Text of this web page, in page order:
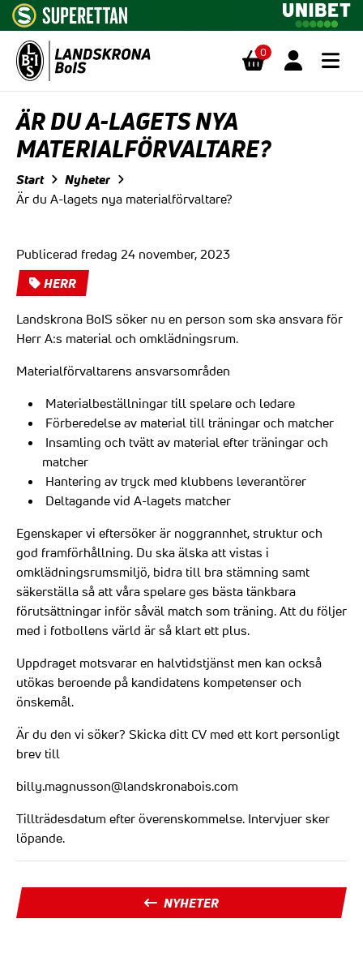
0
ÄR DU A-LAGETS NYA
MATERIALFÖRVALTARE?
Start Nyheter
Är du A-lagets nya materialförvaltare?
Publicerad fredag 24 november, 2023
HERR
Landskrona BoIS söker nu en person som ska ansvara för
Herr A:s material och omklädningsrum.
Materialförvaltarens ansvarsområden
Materialbeställningar till spelare och ledare
Förberedelse av material till träningar och matcher
Insamling och tvätt av material efter träningar och
matcher
Hantering av tryck med klubbens leverantörer
Deltagande vid A-lagets matcher
Egenskaper vi eftersöker är noggrannhet, struktur och
god framförhållning. Du ska älska att vistas i
omklädningsrumsmiljö, bidra till bra stämning samt
säkerställa så att våra spelare ges bästa tänkbara
förutsättningar inför såväl match som träning. Att du följer
med i fotbollens värld är så klart ett plus.
Uppdraget motsvarar en halvtidstjänst men kan också
utökas beroende på kandidatens kompetenser och
önskemål.
Är du den vi söker? Skicka ditt CV med ett kort personligt
brev till
billy.magnusson@landskronabois.com
Tillträdesdatum efter överenskommelse. Intervjuer sker
löpande.
NYHETER